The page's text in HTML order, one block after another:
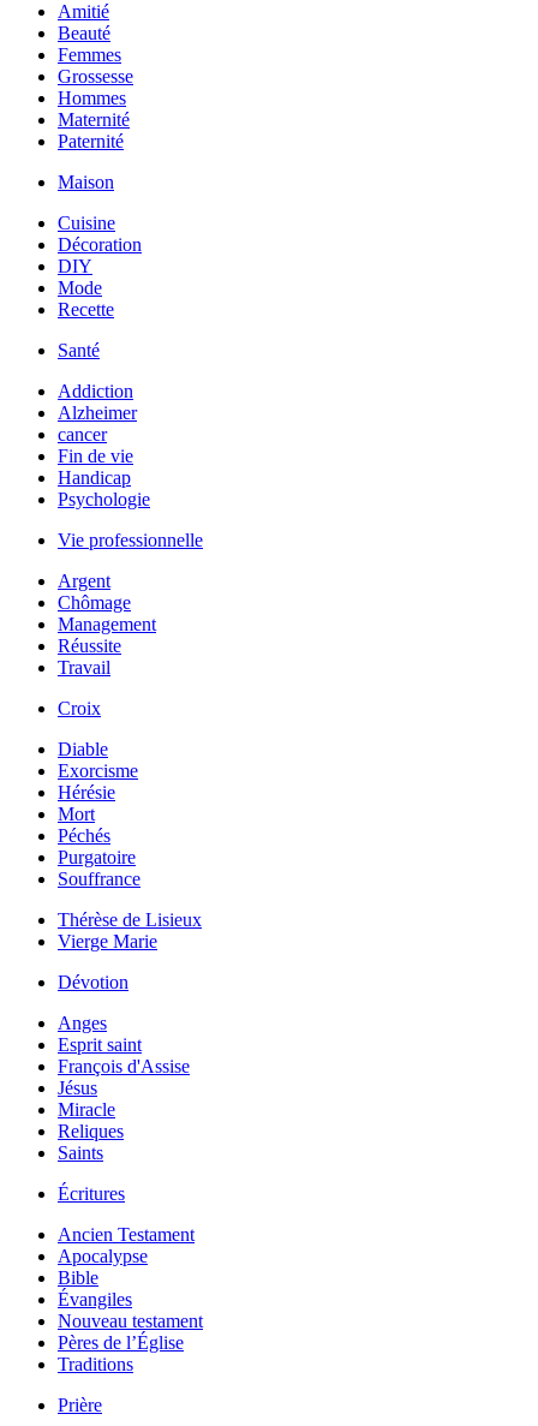
Amitié
Beauté
Femmes
Grossesse
Hommes
Maternité
Paternité
Maison
Cuisine
Décoration
DIY
Mode
Recette
Santé
Addiction
Alzheimer
cancer
Fin de vie
Handicap
Psychologie
Vie professionnelle
Argent
Chômage
Management
Réussite
Travail
Croix
Diable
Exorcisme
Hérésie
Mort
Péchés
Purgatoire
Souffrance
Thérèse de Lisieux
Vierge Marie
Dévotion
Anges
Esprit saint
François d'Assise
Jésus
Miracle
Reliques
Saints
Écritures
Ancien Testament
Apocalypse
Bible
Évangiles
Nouveau testament
Pères de l’Église
Traditions
Prière